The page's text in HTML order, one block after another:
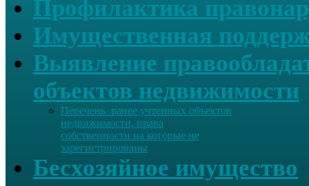
Профилактика
Имущественная
Выявление
объектов недвижимости
Перечень ранее учтенных объектов
недвижимости, права
собственности на которые не
зарегистрированы
Бесхозяйное имущество